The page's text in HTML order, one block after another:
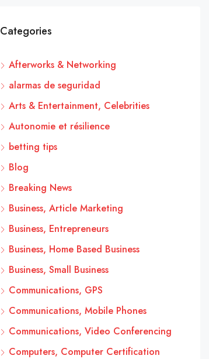
Categories
Afterworks & Networking
alarmas de seguridad
Arts & Entertainment, Celebrities
Autonomie et résilience
betting tips
Blog
Breaking News
Business, Article Marketing
Business, Entrepreneurs
Business, Home Based Business
Business, Small Business
Communications, GPS
Communications, Mobile Phones
Communications, Video Conferencing
Computers, Computer Certification